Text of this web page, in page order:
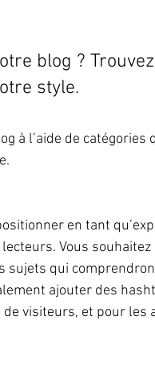
blog ?
style.
à l’aide de
en tant
Vous
sujets qui
ajouter des
visiteurs, et pour les